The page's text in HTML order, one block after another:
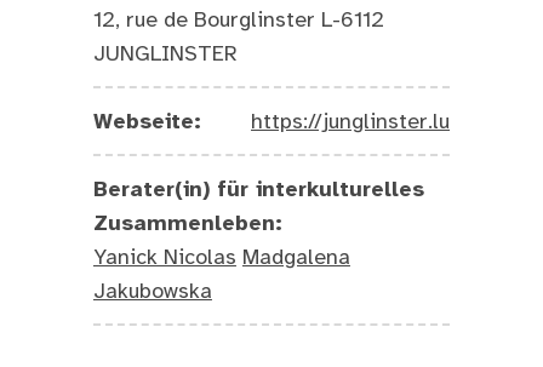
12, rue de Bourglinster L-6112
JUNGLINSTER
Webseite: https://junglinster.lu
Berater(in) für interkulturelles
Zusammenleben:
Yanick Nicolas Madgalena
Jakubowska